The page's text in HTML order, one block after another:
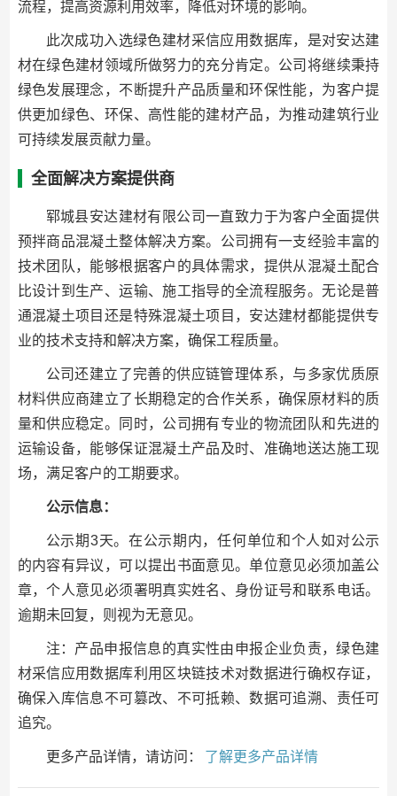
流程，提高资源利用效率，降低对环境的影响。
此次成功入选绿色建材采信应用数据库，是对安达建
材在绿色建材领域所做努力的充分肯定。公司将继续秉持
绿色发展理念，不断提升产品质量和环保性能，为客户提
供更加绿色、环保、高性能的建材产品，为推动建筑行业
可持续发展贡献力量。
全面解决方案提供商
郓城县安达建材有限公司一直致力于为客户全面提供
预拌商品混凝土整体解决方案。公司拥有一支经验丰富的
技术团队，能够根据客户的具体需求，提供从混凝土配合
比设计到生产、运输、施工指导的全流程服务。无论是普
通混凝土项目还是特殊混凝土项目，安达建材都能提供专
业的技术支持和解决方案，确保工程质量。
公司还建立了完善的供应链管理体系，与多家优质原
材料供应商建立了长期稳定的合作关系，确保原材料的质
量和供应稳定。同时，公司拥有专业的物流团队和先进的
运输设备，能够保证混凝土产品及时、准确地送达施工现
场，满足客户的工期要求。
公示信息：
公示期3天。在公示期内，任何单位和个人如对公示
的内容有异议，可以提出书面意见。单位意见必须加盖公
章，个人意见必须署明真实姓名、身份证号和联系电话。
逾期未回复，则视为无意见。
注：产品申报信息的真实性由申报企业负责，绿色建
材采信应用数据库利用区块链技术对数据进行确权存证，
确保入库信息不可篡改、不可抵赖、数据可追溯、责任可
追究。
更多产品详情，请访问： 了解更多产品详情